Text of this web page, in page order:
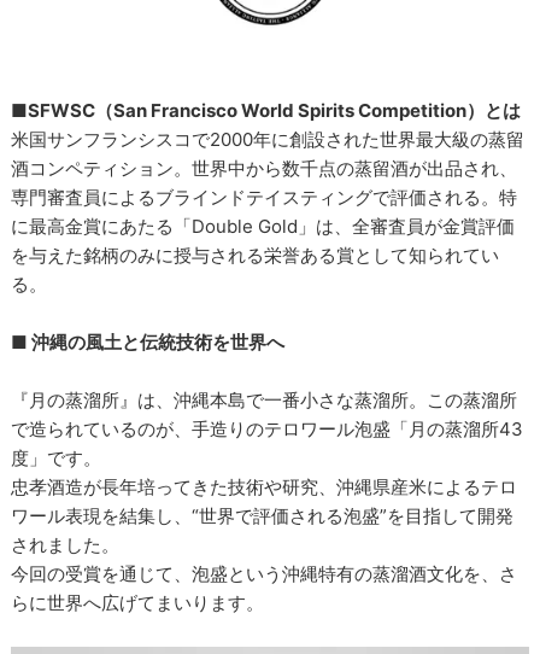
■SFWSC（San Francisco World Spirits Competition）とは
米国サンフランシスコで2000年に創設された世界最大級の蒸留
酒コンペティション。世界中から数千点の蒸留酒が出品され、
専門審査員によるブラインドテイスティングで評価される。特
に最高金賞にあたる「Double Gold」は、全審査員が金賞評価
を与えた銘柄のみに授与される栄誉ある賞として知られてい
る。
■ 沖縄の風土と伝統技術を世界へ
『月の蒸溜所』は、沖縄本島で一番小さな蒸溜所。この蒸溜所
で造られているのが、手造りのテロワール泡盛「月の蒸溜所43
度」です。
忠孝酒造が長年培ってきた技術や研究、沖縄県産米によるテロ
ワール表現を結集し、“世界で評価される泡盛”を目指して開発
されました。
今回の受賞を通じて、泡盛という沖縄特有の蒸溜酒文化を、さ
らに世界へ広げてまいります。